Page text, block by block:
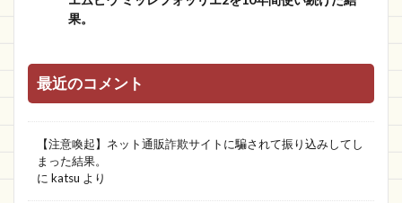
果。
最近のコメント
【注意喚起】ネット通販詐欺サイトに騙されて振り込みしてし
まった結果。
に katsu より